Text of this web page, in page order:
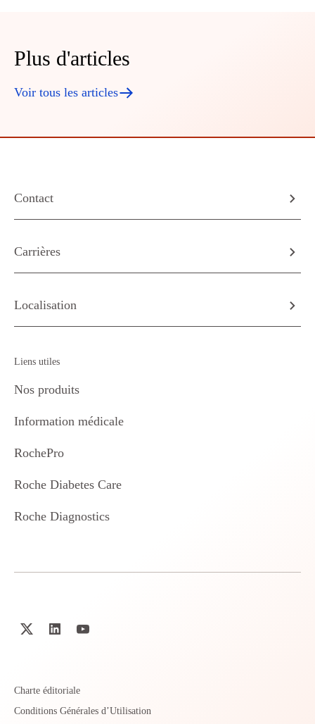
Plus d'articles
Voir tous les articles
Contact
Carrières
Localisation
Liens utiles
Nos produits
Information médicale
RochePro
Roche Diabetes Care
Roche Diagnostics
Charte éditoriale
Conditions Générales d’Utilisation